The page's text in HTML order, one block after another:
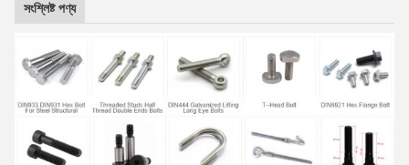
সংশ্লিষ্ট পণ্য